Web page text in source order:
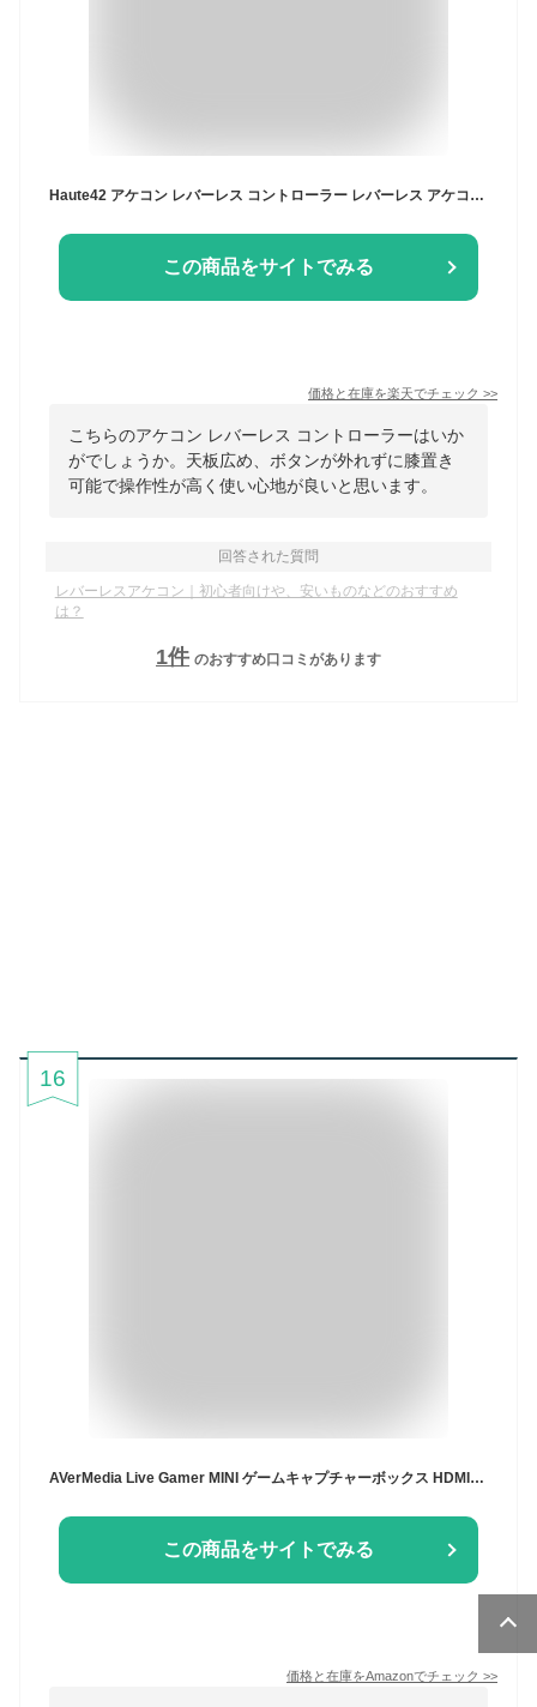
この商品をサイトでみる
価格と在庫を楽天でチェック >>
こちらのアケコン レバーレス コントローラーはいか
がでしょうか。天板広め、ボタンが外れずに膝置き
可能で操作性が高く使い心地が良いと思います。
回答された質問
レバーレスアケコン｜初心者向けや、安いものなどのおすすめ
は？
1件 のおすすめ口コミがあります
16
この商品をサイトでみる
価格と在庫をAmazonでチェック >>